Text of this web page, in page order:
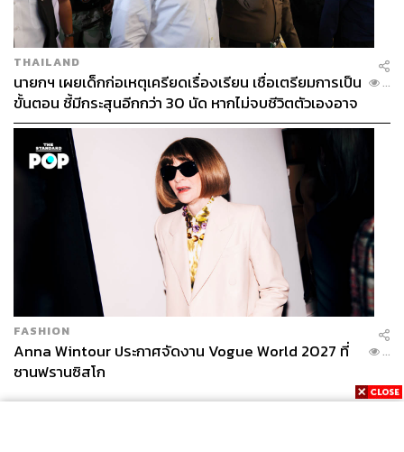
THAILAND
นายกฯ เผยเด็กก่อเหตุเครียดเรื่องเรียน เชื่อเตรียมการเป็น
ขั้นตอน ชี้มีกระสุนอีกกว่า 30 นัด หากไม่จบชีวิตตัวเองอาจ
สูญเสียเพิ่ม
...
FASHION
Anna Wintour ประกาศจัดงาน Vogue World 2027 ที่
ซานฟรานซิสโก
...